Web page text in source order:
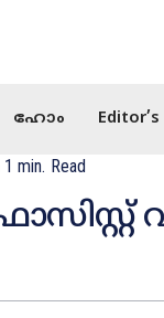
ഹോം
min. Read